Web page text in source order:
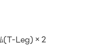
ﾑ(T-Leg)×2